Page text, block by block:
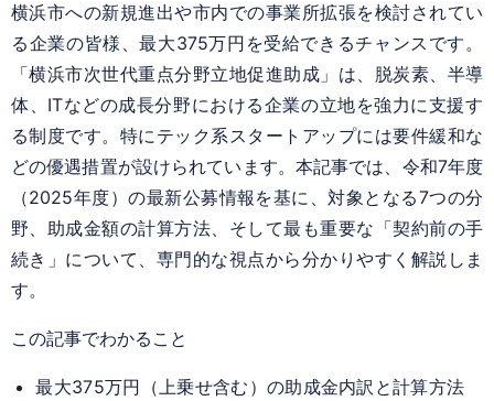
横浜市への新規進出や市内での事業所拡張を検討されてい
る企業の皆様、最大375万円を受給できるチャンスです。
「横浜市次世代重点分野立地促進助成」は、脱炭素、半導
体、ITなどの成長分野における企業の立地を強力に支援す
る制度です。特にテック系スタートアップには要件緩和な
どの優遇措置が設けられています。本記事では、令和7年度
（2025年度）の最新公募情報を基に、対象となる7つの分
野、助成金額の計算方法、そして最も重要な「契約前の手
続き」について、専門的な視点から分かりやすく解説しま
す。
この記事でわかること
最大375万円（上乗せ含む）の助成金内訳と計算方法